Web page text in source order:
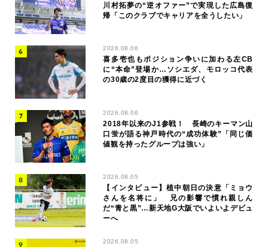
川村拓夢の“逆オファー”で実現した広島復
帰「このクラブでキャリアを全うしたい」
2026.08.06
喜多壱也もポジション争いに加わる左CB
に“本命”登場か…ソシエダ、モロッコ代表
の30歳の2度目の獲得に近づく
2026.08.06
2018年以来のJ1参戦！ 長崎のキーマン山
口蛍が語る神戸時代の“成功体験”「同じ価
値観を持ったグループは強い」
2026.08.05
【インタビュー】植中朝日の決意「ミョウ
さんを名将に」 兄の影響で慣れ親しん
だ“青と黒”…新天地G大阪でいよいよデビュ
ーへ
2026.08.05